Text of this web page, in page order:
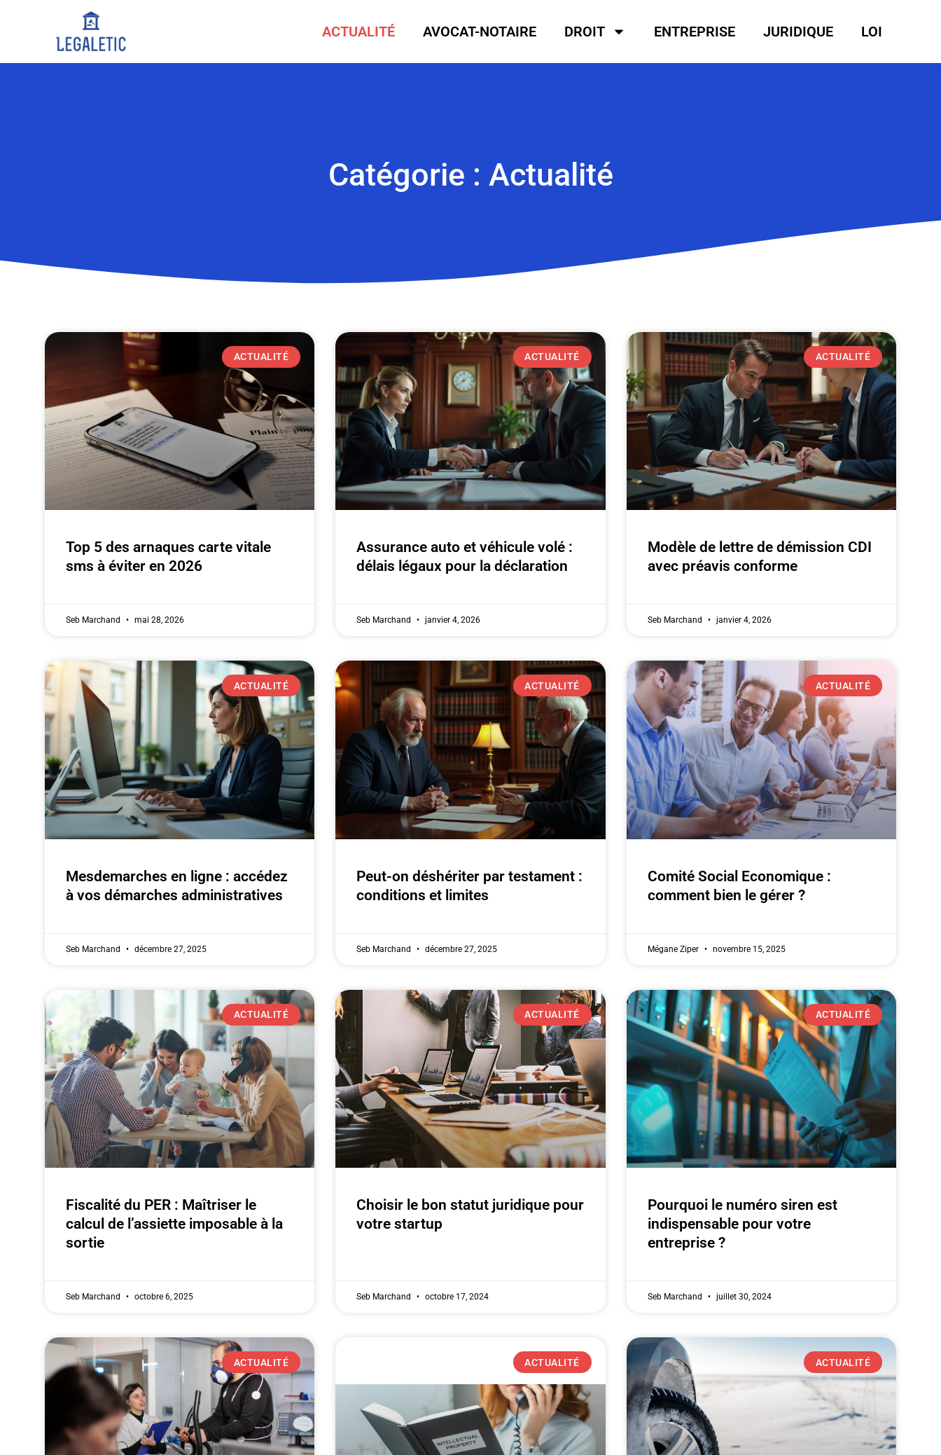
ACTUALITÉ AVOCAT-NOTAIRE DROIT ENTREPRISE JURIDIQUE LOI
Catégorie : Actualité
ACTUALITÉ
Top 5 des arnaques carte vitale
sms à éviter en 2026
Seb Marchand mai 28, 2026
ACTUALITÉ
Assurance auto et véhicule volé :
délais légaux pour la déclaration
Seb Marchand janvier 4, 2026
ACTUALITÉ
Modèle de lettre de démission CDI
avec préavis conforme
Seb Marchand janvier 4, 2026
ACTUALITÉ
Mesdemarches en ligne : accédez
à vos démarches administratives
Seb Marchand décembre 27, 2025
ACTUALITÉ
Peut-on déshériter par testament :
conditions et limites
Seb Marchand décembre 27, 2025
ACTUALITÉ
Comité Social Economique :
comment bien le gérer ?
Mégane Ziper novembre 15, 2025
ACTUALITÉ
Fiscalité du PER : Maîtriser le
calcul de l’assiette imposable à la
sortie
Seb Marchand octobre 6, 2025
ACTUALITÉ
Choisir le bon statut juridique pour
votre startup
Seb Marchand octobre 17, 2024
ACTUALITÉ
Pourquoi le numéro siren est
indispensable pour votre
entreprise ?
Seb Marchand juillet 30, 2024
ACTUALITÉ ACTUALITÉ ACTUALITÉ